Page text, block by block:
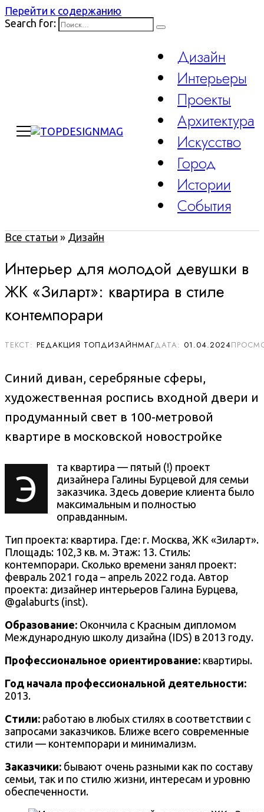
Перейти к содержанию
Search for:
Дизайн
Интерьеры
Проекты
Архитектура
Искусство
Город
Истории
События
Все статьи » Дизайн
Интерьер для молодой девушки в
ЖК «Зиларт»: квартира в стиле
контемпорари
РЕДАКЦИЯ ТОПДИЗАЙНМАГ 01.04.2024
Синий диван, серебряные сферы,
художественная роспись входной двери и
продуманный свет в 100-метровой
квартире в московской новостройке
Э
та квартира — пятый (!) проект
дизайнера Галины Бурцевой для семьи
заказчика. Здесь доверие клиента было
максимальным и полностью
оправданным.
Тип проекта: квартира. Где: г. Москва, ЖК «Зиларт».
Площадь: 102,3 кв. м. Этаж: 13. Стиль:
контемпорари. Сколько времени занял проект:
февраль 2021 года – апрель 2022 года. Автор
проекта: дизайнер интерьеров Галина Бурцева,
@galaburts (inst).
Образование: Окончила с Красным дипломом
Международную школу дизайна (IDS) в 2013 году.
Профессиональное ориентирование: квартиры.
Год начала профессиональной деятельности:
2013.
Стили: работаю в любых стилях в соответствии с
запросами заказчиков. Ближе всего современные
стили — контемпорари и минимализм.
Заказчики: бывают очень разными как по составу
семьи, так и по стилю жизни, интересам и уровню
обеспеченности.